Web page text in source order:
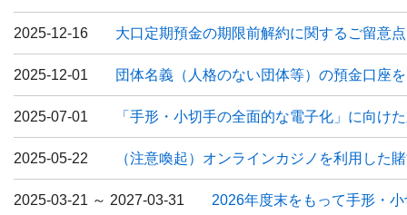
2025-12-16 大口定期預金の期限前解約に関するご留意点
2025-12-01 団体名義（人格のない団体等）の預金口座
2025-07-01 「手形・小切手の全面的な電子化」に向け
2025-05-22 （注意喚起）オンラインカジノを利用した
2025-03-21 ～ 2027-03-31 2026年度末をもって手形・